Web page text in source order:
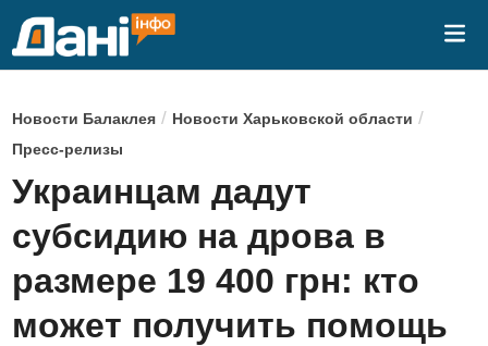
О
п
у
б
л
и
к
о
Новости Балаклея / Новости Харьковской области /
Пресс-релизы
Украинцам дадут
субсидию на дрова в
размере 19 400 грн: кто
может получить помощь